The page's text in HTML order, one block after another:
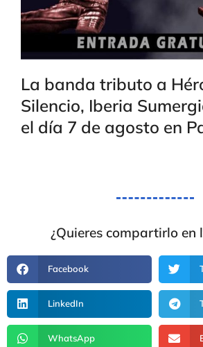
La banda tributo a
Silencio, Iberia
el día 7 de agosto en
¿Quieres compartirlo en
Facebook
LinkedIn
WhatsApp